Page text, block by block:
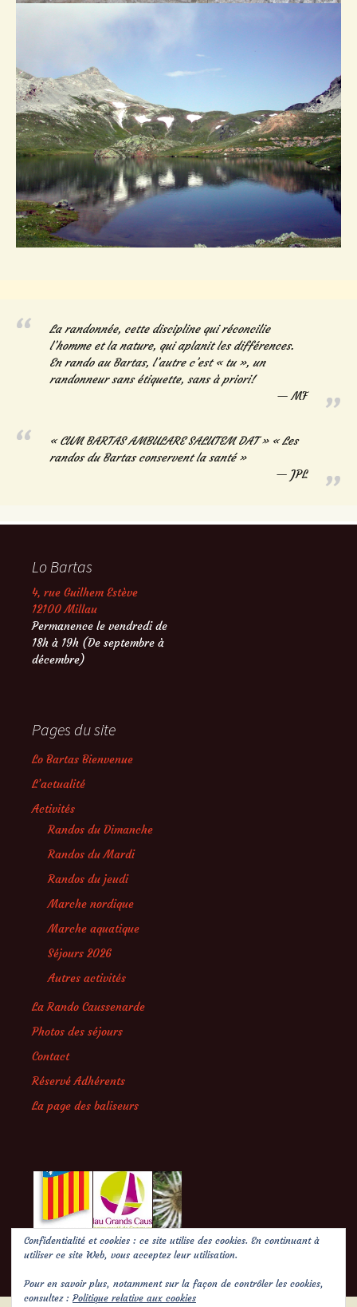
La randonnée, cette discipline qui réconcilie
l’homme et la nature, qui aplanit les différences.
En rando au Bartas, l’autre c’est « tu », un
randonneur sans étiquette, sans à priori!
MF
« CUM BARTAS AMBULARE SALUTEM DAT » « Les
randos du Bartas conservent la santé »
JPL
Lo Bartas
4, rue Guilhem Estève
12100 Millau
Permanence le vendredi de
18h à 19h (De septembre à
décembre)
Pages du site
Lo Bartas Bienvenue
L’actualité
Activités
Randos du Dimanche
Randos du Mardi
Randos du jeudi
Marche nordique
Marche aquatique
Séjours 2026
Autres activités
La Rando Caussenarde
Photos des séjours
Contact
Réservé Adhérents
La page des baliseurs
Confidentialité et cookies : ce site utilise des cookies. En continuant à
utiliser ce site Web, vous acceptez leur utilisation.
Pour en savoir plus, notamment sur la façon de contrôler les cookies,
consultez :Politique relative aux cookies